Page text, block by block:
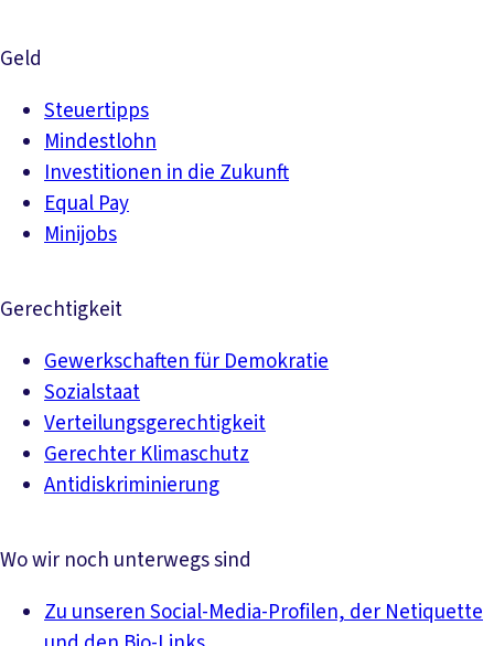
Geld
Steuertipps
Mindestlohn
Investitionen in die Zukunft
Equal Pay
Minijobs
Gerechtigkeit
Gewerkschaften für Demokratie
Sozialstaat
Verteilungsgerechtigkeit
Gerechter Klimaschutz
Antidiskriminierung
Wo wir noch unterwegs sind
Zu unseren Social-Media-Profilen, der Netiquette